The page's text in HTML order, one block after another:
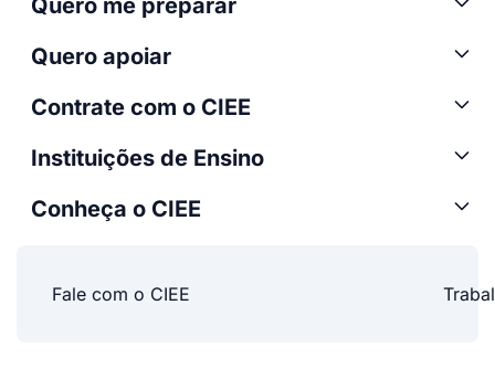
Quero me preparar
Quero apoiar
Contrate com o CIEE
Instituições de Ensino
Conheça o CIEE
Fale com o CIEE